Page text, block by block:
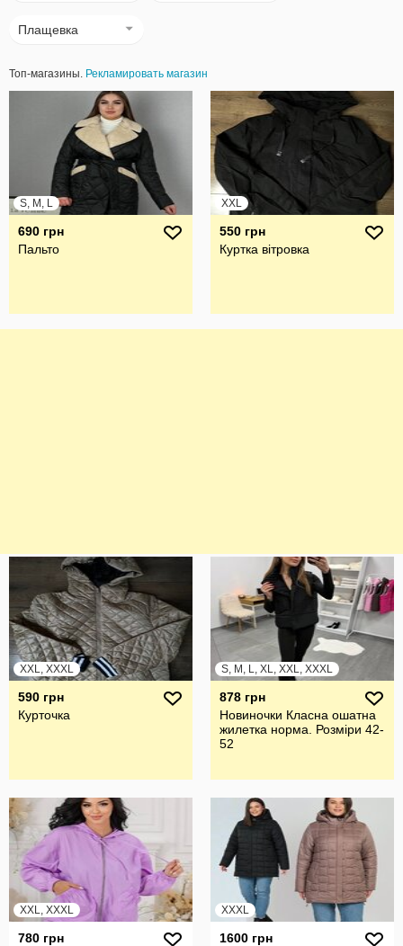
Плащевка
Топ-магазины. Рекламировать магазин
S, M, L
690 грн
Пальто
XXL
550 грн
Куртка вітровка
XXL, XXXL
590 грн
Курточка
S, M, L, XL, XXL, XXXL
878 грн
Новиночки Класна ошатна
жилетка норма. Розміри 42-
52
XXL, XXXL
780 грн
XXXL
1600 грн